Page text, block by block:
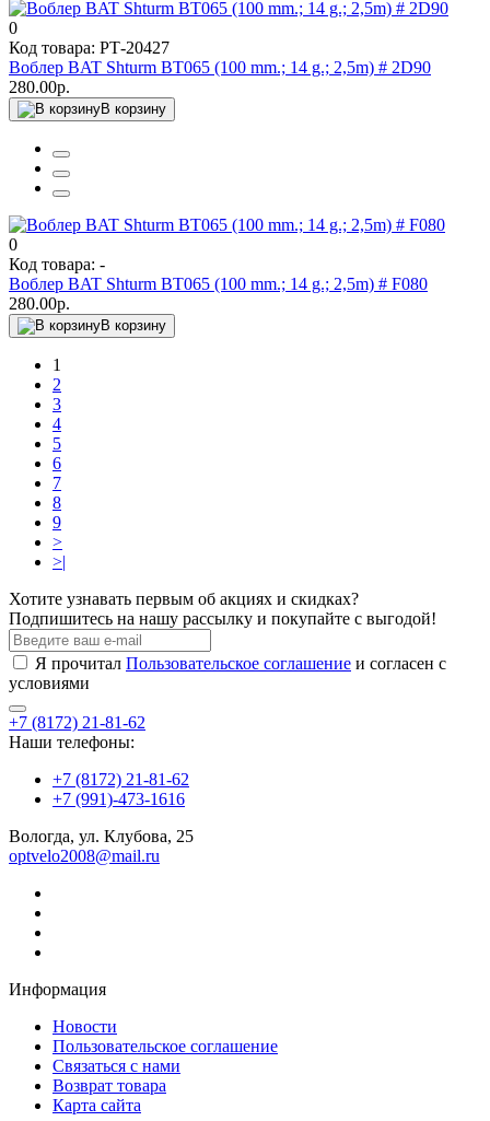
0
Код товара: РТ-20427
Воблер BAT Shturm BT065 (100 mm.; 14 g.; 2,5m) # 2D90
280.00р.
В корзину
0
Код товара: -
Воблер BAT Shturm BT065 (100 mm.; 14 g.; 2,5m) # F080
280.00р.
В корзину
1
2
3
4
5
6
7
8
9
>
>|
Хотите узнавать первым об акциях и скидках?
Подпишитесь на нашу рассылку и покупайте с выгодой!
Я прочитал Пользовательское соглашение и согласен с
условиями
+7 (8172) 21-81-62
Наши телефоны:
+7 (8172) 21-81-62
+7 (991)-473-1616
Вологда, ул. Клубова, 25
optvelo2008@mail.ru
Информация
Новости
Пользовательское соглашение
Связаться с нами
Возврат товара
Карта сайта